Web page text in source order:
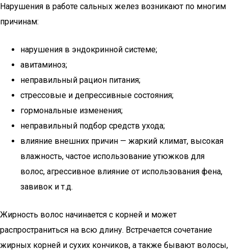
Нарушения в работе сальных желез возникают по многим
причинам:
нарушения в эндокринной системе;
авитаминоз;
неправильный рацион питания;
стрессовые и депрессивные состояния;
гормональные изменения;
неправильный подбор средств ухода;
влияние внешних причин — жаркий климат, высокая
влажность, частое использование утюжков для
волос, агрессивное влияние от использования фена,
завивок и т.д.
Жирность волос начинается с корней и может
распространиться на всю длину. Встречается сочетание
жирных корней и сухих кончиков, а также бывают волосы,